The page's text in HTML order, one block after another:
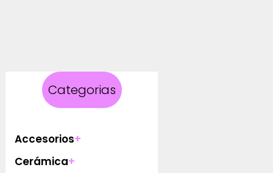
Categorias
Accesorios+
Cerámica+